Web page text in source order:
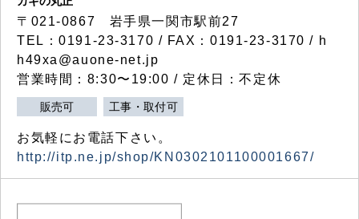
〒021-0867 岩手県一関市駅前27
TEL：0191-23-3170 / FAX：0191-23-3170 / h
h49xa@auone-net.jp
営業時間：8:30〜19:00 / 定休日：不定休
販売可 工事・取付可
お気軽にお電話下さい。
http://itp.ne.jp/shop/KN0302101100001667/